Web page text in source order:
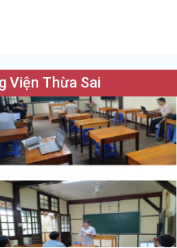
Viện Thừa Sai